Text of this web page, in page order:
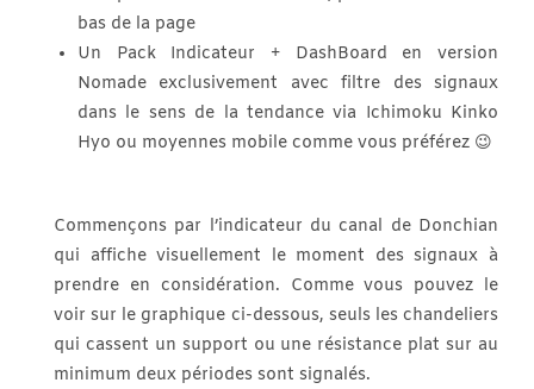
bas de la page
Un Pack Indicateur + DashBoard en version
Nomade exclusivement avec filtre des signaux
dans le sens de la tendance via Ichimoku Kinko
Hyo ou moyennes mobile comme vous préférez 😉
Commençons par l’indicateur du canal de Donchian
qui affiche visuellement le moment des signaux à
prendre en considération. Comme vous pouvez le
voir sur le graphique ci-dessous, seuls les chandeliers
qui cassent un support ou une résistance plat sur au
minimum deux périodes sont signalés.